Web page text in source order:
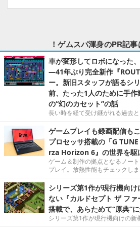
！ゲムスパ渾身のPR記事
車が変形してロボになった
―41年ぶり完全新作『
ー。新旧スタッフが語るシ
前、たった1人のために手
の“幻のカセット”の話
長い時を経て受け継がれる過去
ゲームプレイも録画配信も
プロセッサ搭載の「G
rza Horizon 6』の世界を駆
ゲーム＆制作の拠点となるノー
プレイ。放熱性能もチェックしま
シリーズ第1作が現行機向
ない『カルドセプト ザ フ
搭載で、あらためて“原典”
シリーズ第1作が現行機向けの新